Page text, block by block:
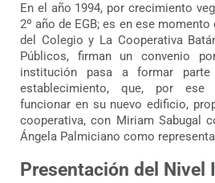
En el año 1994, por crecimiento
2º año de EGB; es en ese
del Colegio y La Cooperativa
Públicos, firman un convenio
institución pasa a formar
establecimiento, que, por
funcionar en su nuevo edificio,
cooperativa, con Miriam Sabugal
Ángela Palmiciano como
Presentación del Nivel